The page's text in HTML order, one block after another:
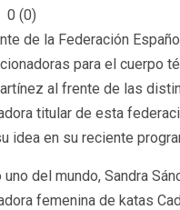
0 (0)
de la Federación
para el cuerpo
al frente de las
titular de esta
idea en su reciente
uno del mundo, Sandra
femenina de katas